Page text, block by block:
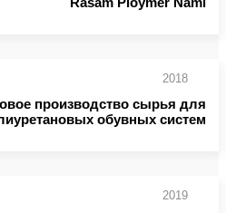
2018
производство сырья для
обувных систем
2019